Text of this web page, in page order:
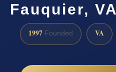
Fauquier, VA
1997 Founded VA